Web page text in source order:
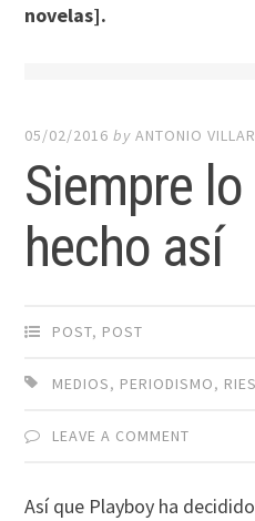
novelas].
05/02/2016 byANTONIO
Siempre
hecho así
POST, POST
MEDIOS, PERIODISMO,
LEAVE A COMMENT
Así que Playboy ha